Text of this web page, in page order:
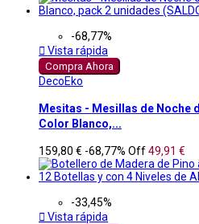
-68,77%
 Vista rápida
Compra Ahora
DecoEko
Mesitas - Mesillas de Noche
Color Blanco,...
159,80 € -68,77% Off49,91 €
-33,45%
 Vista rápida